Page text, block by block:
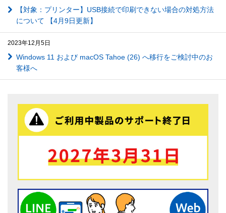
【対象：プリンター】USB接続で印刷できない場合の対処方法
について 【4月9日更新】
2023年12月5日
Windows 11 および macOS Tahoe (26) へ移行をご検討中のお
客様へ